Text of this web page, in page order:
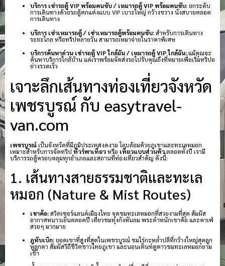
บริการ เช่ารถตู้ VIP พร้อมคนขับ / เหมารถตู้ VIP พร้อมคนขับ: ยกระดับ
การเดินทางด้วยรถตู้ตกแต่งแบบ VIP เบาะใหญ่ กว้างขวาง นั่งสบายตลอด
การเดินทาง
บริการ เช่าเหมารถตู้ / เช่าเหมารถตู้พร้อมคนขับ:สำหรับการเดินทาง
ระยะไกล หรือทริปหลายวัน สามารถเหมาจ่ายในราคาพิเศษ
บริการค้นหาด่วน เช่ารถตู้ VIP ใกล้ฉัน / เหมารถตู้ VIP ใกล้ฉัน:แม้คุณจะ
ค้นหาบริการใกล้บ้าน แต่เราพร้อมจัดส่งรถไปรับคุณถึงที่หมายเพื่อเริ่มทริปอ
ย่างรวดเร็ว
เจาะลึกเส้นทางท่องเที่ยวจังหวัด
เพชรบูรณ์ กับ easytravel-
van.com
เพชรบูรณ์เป็นจังหวัดที่มีภูมิประเทศงดงาม โอบล้อมด้วยภูเขาและทะเลหมอก
เหมาะสำหรับการจัดทริป ทัวร์พาเที่ยวหรือ เที่ยวแบบส่วนตัวตลอดทั้งปี เรามี
บริการรถตู้ครอบคลุมทุกอำเภอและสถานที่ท่องเที่ยวสำคัญ ดังนี้:
1. เส้นทางสายธรรมชาติและทะเล
หมอก (Nature & Mist Routes)
เขาค้อ:สวิตเซอร์แลนด์เมืองไทย จุดชมทะเลหมอกที่สวยงามที่สุด สัมผัส
อากาศหนาวเย็นตลอดปี เที่ยวชมทุ่งกังหันลม พระตำหนักเขาค้อ และคาเฟ่
สวยๆ มากมาย
ภูทับเบิก: ยอดเขาที่สูงที่สุดในเพชรบูรณ์ ชมไร่กะหล่ำปลีที่กว้างใหญ่สุดลูก
หูลูกตา สัมผัสวิถีชีวิตชาวไทยภูเขา และนอนเต็นท์ดูดาวชมทะเลหมอกยาม
เช้า